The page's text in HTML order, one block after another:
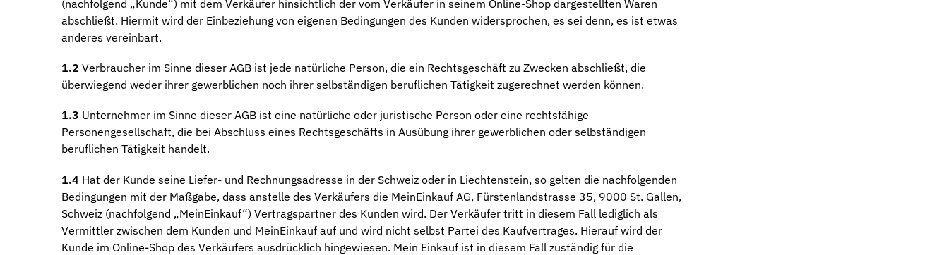
(nachfolgend „Kunde“) mit dem Verkäufer hinsichtlich der vom Verkäufer in seinem Online-Shop dargestellten Waren
abschließt. Hiermit wird der Einbeziehung von eigenen Bedingungen des Kunden widersprochen, es sei denn, es ist etwas
anderes vereinbart.
1.2 Verbraucher im Sinne dieser AGB ist jede natürliche Person, die ein Rechtsgeschäft zu Zwecken abschließt, die
überwiegend weder ihrer gewerblichen noch ihrer selbständigen beruflichen Tätigkeit zugerechnet werden können.
1.3 Unternehmer im Sinne dieser AGB ist eine natürliche oder juristische Person oder eine rechtsfähige
Personengesellschaft, die bei Abschluss eines Rechtsgeschäfts in Ausübung ihrer gewerblichen oder selbständigen
beruflichen Tätigkeit handelt.
1.4 Hat der Kunde seine Liefer- und Rechnungsadresse in der Schweiz oder in Liechtenstein, so gelten die nachfolgenden
Bedingungen mit der Maßgabe, dass anstelle des Verkäufers die MeinEinkauf AG, Fürstenlandstrasse 35, 9000 St. Gallen,
Schweiz (nachfolgend „MeinEinkauf“) Vertragspartner des Kunden wird. Der Verkäufer tritt in diesem Fall lediglich als
Vermittler zwischen dem Kunden und MeinEinkauf auf und wird nicht selbst Partei des Kaufvertrages. Hierauf wird der
Kunde im Online-Shop des Verkäufers ausdrücklich hingewiesen. Mein Einkauf ist in diesem Fall zuständig für die